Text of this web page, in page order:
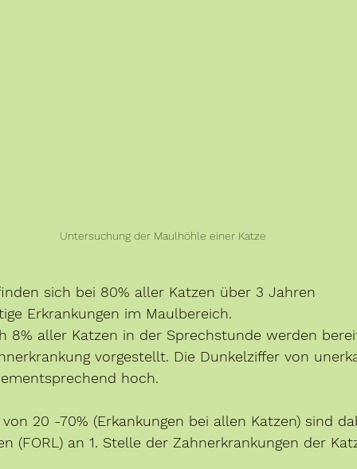
Untersuchung der Maulhöhle einer Katze
sich bei 80% aller Katzen über 3 Jahren
Erkrankungen im Maulbereich.
8% aller Katzen in der Sprechstunde werden
vorgestellt. Die Dunkelziffer von
hoch.
20 -70% (Erkankungen bei allen Katzen) sind
(FORL) an 1. Stelle der Zahnerkrankungen der